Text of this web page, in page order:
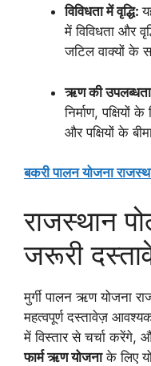
विविधता में वृद्धि:
में विविधता और
जटिल वाक्यों के
ऋण की
निर्माण, पक्षियों
और पक्षियों के
बकरी पालन योजना
राजस्थान
जरूरी
मुर्गी पालन ऋण योजना
महत्वपूर्ण दस्तावेज़
में विस्तार से चर्चा
फार्म ऋण योजनाके लिए